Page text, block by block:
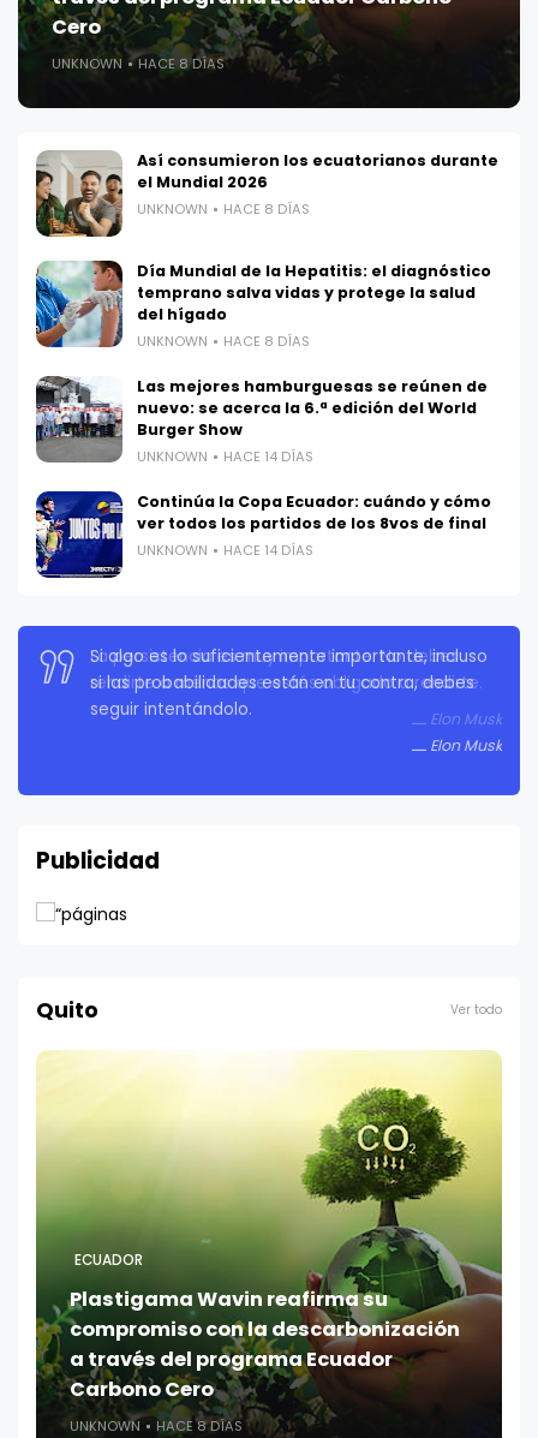
Cero
UNKNOWN HACE 8 DÍAS
Así consumieron los ecuatorianos durante
el Mundial 2026
UNKNOWN HACE 8 DÍAS
Día Mundial de la Hepatitis: el diagnóstico
temprano salva vidas y protege la salud
del hígado
UNKNOWN HACE 8 DÍAS
Las mejores hamburguesas se reúnen de
nuevo: se acerca la 6.ª edición del World
Burger Show
UNKNOWN HACE 14 DÍAS
Continúa la Copa Ecuador: cuándo y cómo
ver todos los partidos de los 8vos de final
UNKNOWN HACE 14 DÍAS
Si algo es lo suficientemente importante, incluso
si las probabilidades están en tu contra, debes
seguir intentándolo.
Elon Musk
Publicidad
Quito Ver todo
ECUADOR
Plastigama Wavin reafirma su
compromiso con la descarbonización
a través del programa Ecuador
Carbono Cero
UNKNOWN HACE 8 DÍAS